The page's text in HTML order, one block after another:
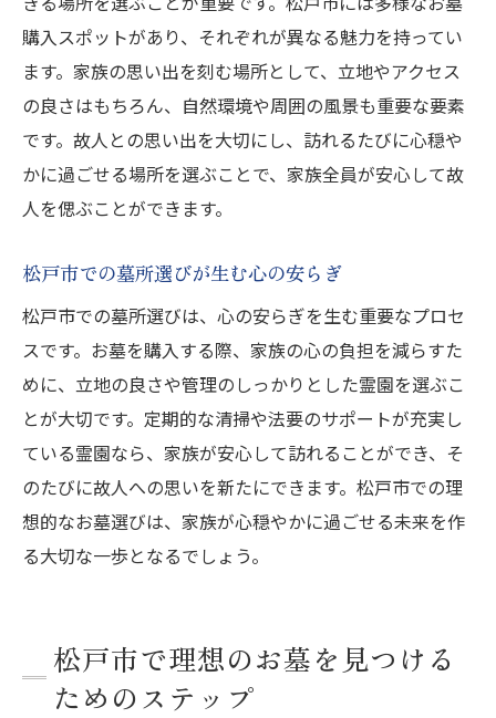
購入スポットがあり、それぞれが異なる魅力を持ってい
ます。家族の思い出を刻む場所として、立地やアクセス
の良さはもちろん、自然環境や周囲の風景も重要な要素
です。故人との思い出を大切にし、訪れるたびに心穏や
かに過ごせる場所を選ぶことで、家族全員が安心して故
人を偲ぶことができます。
松戸市での墓所選びが生む心の安らぎ
松戸市での墓所選びは、心の安らぎを生む重要なプロセ
スです。お墓を購入する際、家族の心の負担を減らすた
めに、立地の良さや管理のしっかりとした霊園を選ぶこ
とが大切です。定期的な清掃や法要のサポートが充実し
ている霊園なら、家族が安心して訪れることができ、そ
のたびに故人への思いを新たにできます。松戸市での理
想的なお墓選びは、家族が心穏やかに過ごせる未来を作
る大切な一歩となるでしょう。
松戸市で理想のお墓を見つける
ためのステップ